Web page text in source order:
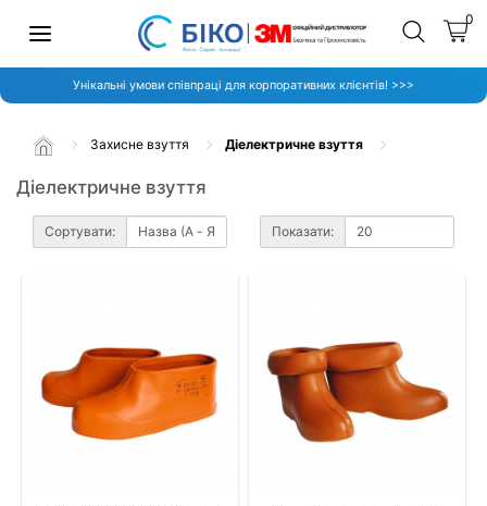
0
Унікальні умови співпраці для корпоративних клієнтів! >>>
Захисне взуття Діелектричне взуття
Діелектричне взуття
Сортувати: Показати: